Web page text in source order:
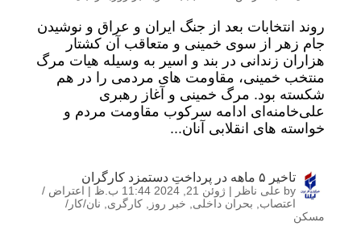
روند انتخابات بعد از جنگ ایران و عراق و نوشیدن
جام زهر از سوی خمینی و متعاقب آن کشتار
هزاران زندانی در بند و اسیر به وسیله هیات مرگ
منتخب خمینی، مقاومت های مردمی را در هم
شکسته بود. مرگ خمینی و آغاز رهبری
علی‌خامنه‌ای ادامه سرکوب مقاومت مردم و
خواسته های انقلابی آنان...
تاخیر ۵ ماهه در پرداختِ دستمزد کارگران
by علی ناظر | ژوئن 21, 2024 11:44 ب.ظ | اعتراض /
اعتصاب
بحران داخلی خبر روز کارگری
نان/کار/
مسکن